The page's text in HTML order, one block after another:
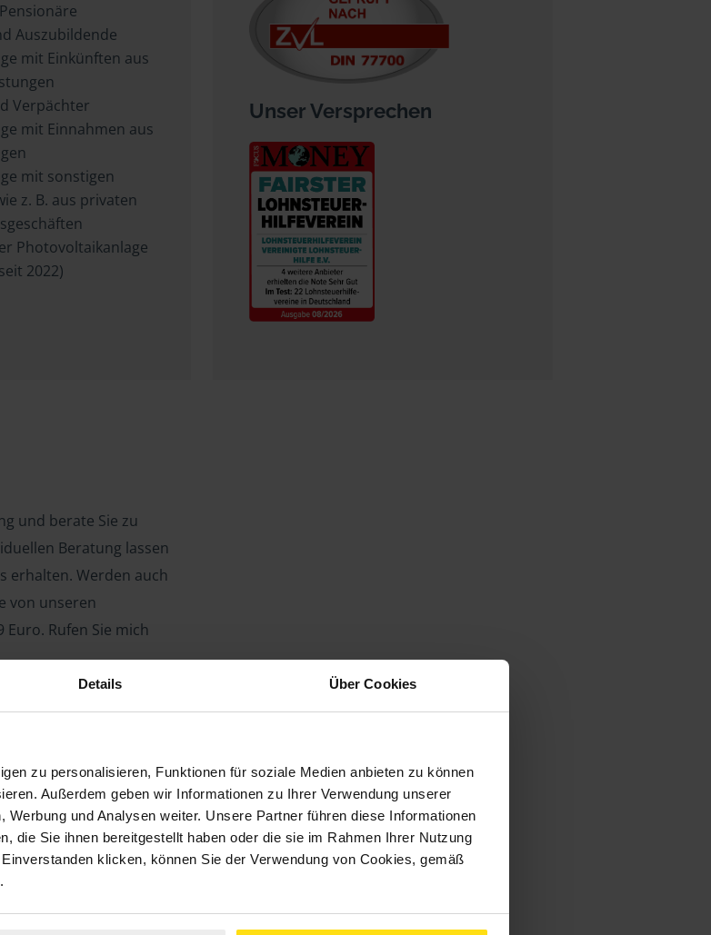
Details Über Cookies
zu personalisieren, Funktionen für soziale Medien anbieten zu können
Außerdem geben wir Informationen zu Ihrer Verwendung unserer
und Analysen weiter. Unsere Partner führen diese Informationen
die Sie ihnen bereitgestellt haben oder die sie im Rahmen Ihrer Nutzung
klicken, können Sie der Verwendung von Cookies, gemäß
Auszubildende
mit Einkünften aus
Verpächter
mit Einnahmen aus
mit sonstigen
z. B. aus privaten
Photovoltaikanlage
2022)
Unser Versprechen
und berate Sie zu
Beratung lassen
erhalten. Werden auch
von unseren
Rufen Sie mich
Auszubildende,
(StBerG). Auch bei Einkünften
für Sie.
und umsatzsteuerpflichtigen